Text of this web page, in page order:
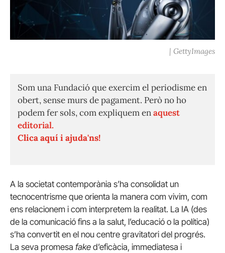
| GettyImages
Som una Fundació que exercim el periodisme en
obert, sense murs de pagament. Però no ho
podem fer sols, com expliquem enaquest
editorial.
Clica aquí i ajuda'ns!
A la societat contemporània s’ha consolidat un
tecnocentrisme que orienta la manera com vivim, com
ens relacionem i com interpretem la realitat. La IA (des
de la comunicació fins a la salut, l’educació o la política)
s’ha convertit en el nou centre gravitatori del progrés.
La seva promesa fake d’eficàcia, immediatesa i